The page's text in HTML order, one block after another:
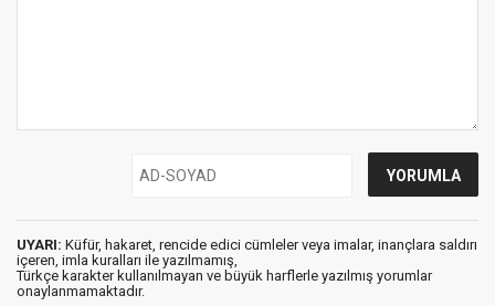
UYARI: Küfür, hakaret, rencide edici cümleler veya imalar, inançlara saldırı
içeren, imla kuralları ile yazılmamış,
Türkçe karakter kullanılmayan ve büyük harflerle yazılmış yorumlar
onaylanmamaktadır.